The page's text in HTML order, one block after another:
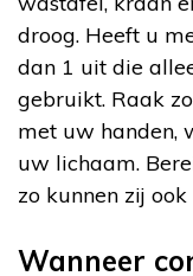
droog. Heeft u
dan 1 uit die
gebruikt. Raak
met uw handen,
uw lichaam.
zo kunnen zij
Wanneer